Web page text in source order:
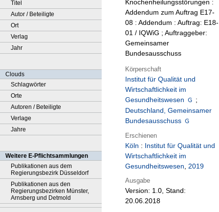
Titel
Autor / Beteiligte
Ort
Verlag
Jahr
Clouds
Schlagwörter
Orte
Autoren / Beteiligte
Verlage
Jahre
Weitere E-Pflichtsammlungen
Publikationen aus dem
Regierungsbezirk Düsseldorf
Publikationen aus den
Regierungsbezirken Münster,
Arnsberg und Detmold
Knochenheilungsstörungen :
Addendum zum Auftrag E17-
08 : Addendum : Auftrag: E18-
01 / IQWiG ; Auftraggeber:
Gemeinsamer
Bundesausschuss
Körperschaft
Institut für Qualität und
Wirtschaftlichkeit im
Gesundheitswesen
;
Deutschland, Gemeinsamer
Bundesausschuss
Erschienen
Köln : Institut für Qualität und
Wirtschaftlichkeit im
Gesundheitswesen, 2019
Ausgabe
Version: 1.0, Stand:
20.06.2018